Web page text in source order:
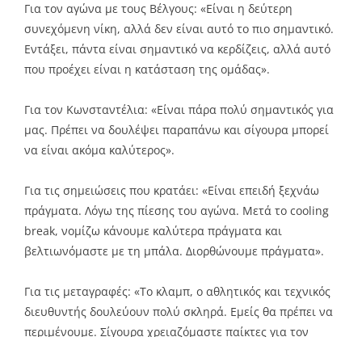
Για τον αγώνα με τους Βέλγους: «Είναι η δεύτερη
συνεχόμενη νίκη, αλλά δεν είναι αυτό το πιο σημαντικό.
Εντάξει, πάντα είναι σημαντικό να κερδίζεις, αλλά αυτό
που προέχει είναι η κατάσταση της ομάδας».
Για τον Κωνσταντέλια: «Είναι πάρα πολύ σημαντικός για
μας. Πρέπει να δουλέψει παραπάνω και σίγουρα μπορεί
να είναι ακόμα καλύτερος».
Για τις σημειώσεις που κρατάει: «Είναι επειδή ξεχνάω
πράγματα. Λόγω της πίεσης του αγώνα. Μετά το cooling
break, νομίζω κάνουμε καλύτερα πράγματα και
βελτιωνόμαστε με τη μπάλα. Διορθώνουμε πράγματα».
Για τις μεταγραφές: «Το κλαμπ, ο αθλητικός και τεχνικός
διευθυντής δουλεύουν πολύ σκληρά. Εμείς θα πρέπει να
περιμένουμε. Σίγουρα χρειαζόμαστε παίκτες για τον